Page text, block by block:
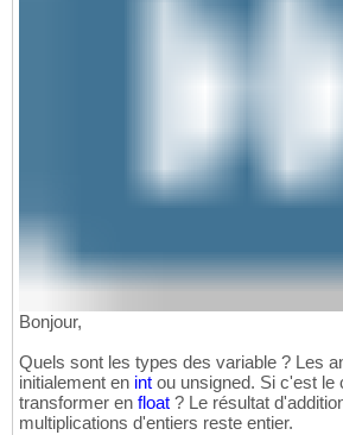
Bonjour,
Quels sont les types des variable ? Les
initialement en int ou unsigned. Si c'est le
transformer en float ? Le résultat
multiplications d'entiers reste entier.